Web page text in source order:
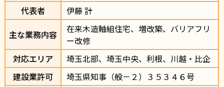
代表者
伊藤 計
主な業務内容
在来木造軸組住宅、増改築、バリアフリ
ー改修
対応エリア
埼玉北部、埼玉中央、利根、川越・比企
建設業許可
埼玉県知事（般－２）３５３４６号